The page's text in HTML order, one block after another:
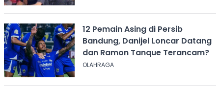
12 Pemain Asing di Persib
Bandung, Danijel Loncar Datang
dan Ramon Tanque Terancam?
OLAHRAGA